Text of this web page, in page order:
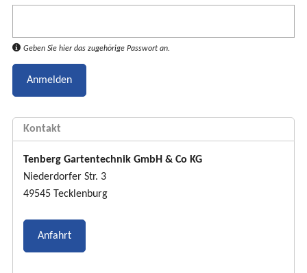
r
Geben Sie hier das zugehörige Passwort an.
Kontakt
Tenberg Gartentechnik GmbH & Co KG
Niederdorfer Str. 3
49545 Tecklenburg
Anfahrt